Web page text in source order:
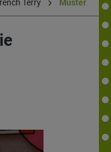
Terry Muster